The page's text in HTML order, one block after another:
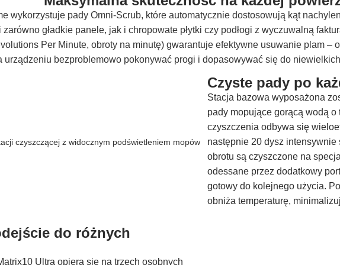
wykorzystuje pady Omni-Scrub, które automatycznie dostosowują kąt
gładkie panele, jak i chropowate płytki czy podłogi z wyczuwalną
Per Minute, obroty na minutę) gwarantuje efektywne usuwanie plam –
urządzeniu bezproblemowo pokonywać progi i dopasowywać się do
Czyste pady po
Stacja bazowa wyposażona
pady mopujące gorącą wodą o
czyszczenia odbywa się
następnie 20 dysz
obrotu są czyszczone na
odessane przez dodatkowy
gotowy do kolejnego użycia.
obniża temperaturę,
do różnych
Ultra opiera się na trzech osobnych